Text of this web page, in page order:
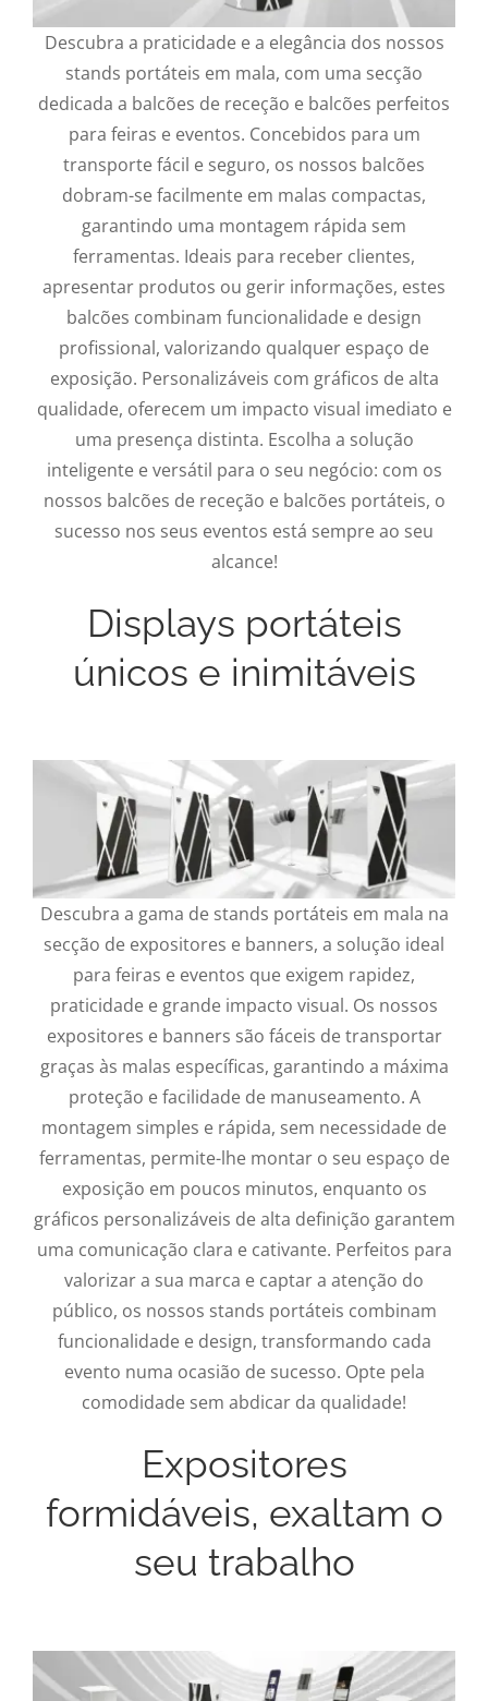
Descubra a praticidade e a elegância dos nossos
stands portáteis em mala, com uma secção
dedicada a balcões de receção e balcões perfeitos
para feiras e eventos. Concebidos para um
transporte fácil e seguro, os nossos balcões
dobram-se facilmente em malas compactas,
garantindo uma montagem rápida sem
ferramentas. Ideais para receber clientes,
apresentar produtos ou gerir informações, estes
balcões combinam funcionalidade e design
profissional, valorizando qualquer espaço de
exposição. Personalizáveis com gráficos de alta
qualidade, oferecem um impacto visual imediato e
uma presença distinta. Escolha a solução
inteligente e versátil para o seu negócio: com os
nossos balcões de receção e balcões portáteis, o
sucesso nos seus eventos está sempre ao seu
alcance!
Displays portáteis
únicos e inimitáveis
Descubra a gama de stands portáteis em mala na
secção de expositores e banners, a solução ideal
para feiras e eventos que exigem rapidez,
praticidade e grande impacto visual. Os nossos
expositores e banners são fáceis de transportar
graças às malas específicas, garantindo a máxima
proteção e facilidade de manuseamento. A
montagem simples e rápida, sem necessidade de
ferramentas, permite-lhe montar o seu espaço de
exposição em poucos minutos, enquanto os
gráficos personalizáveis de alta definição garantem
uma comunicação clara e cativante. Perfeitos para
valorizar a sua marca e captar a atenção do
público, os nossos stands portáteis combinam
funcionalidade e design, transformando cada
evento numa ocasião de sucesso. Opte pela
comodidade sem abdicar da qualidade!
Expositores
formidáveis, exaltam o
seu trabalho